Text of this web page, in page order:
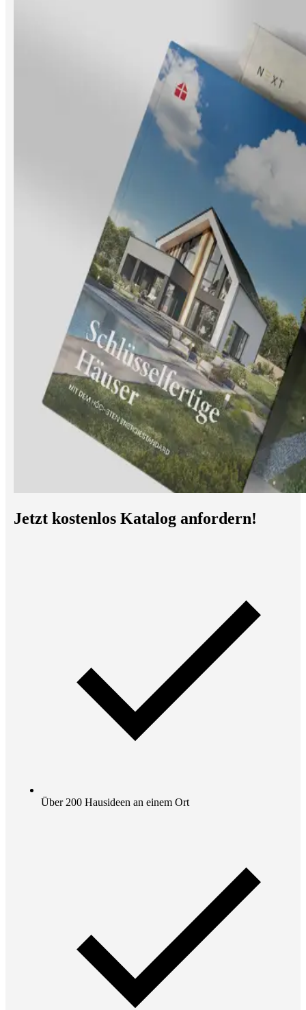
Jetzt kostenlos Katalog anfordern!
Über 200 Hausideen an einem Ort